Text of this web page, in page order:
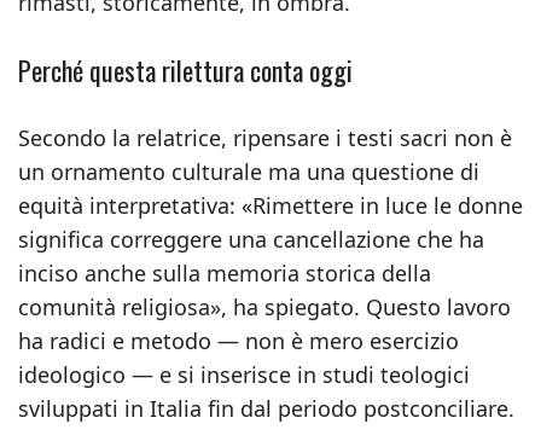
Perché questa rilettura conta oggi
Secondo la relatrice, ripensare i testi sacri non è
un ornamento culturale ma una questione di
equità interpretativa: «Rimettere in luce le donne
significa correggere una cancellazione che ha
inciso anche sulla memoria storica della
comunità religiosa», ha spiegato. Questo lavoro
ha radici e metodo — non è mero esercizio
ideologico — e si inserisce in studi teologici
sviluppati in Italia fin dal periodo postconciliare.